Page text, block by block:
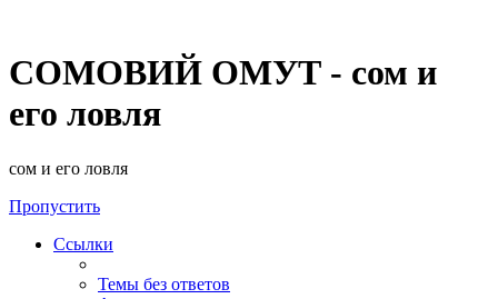
СОМОВИЙ ОМУТ - сом и
его ловля
сом и его ловля
Пропустить
Ссылки
Темы без ответов